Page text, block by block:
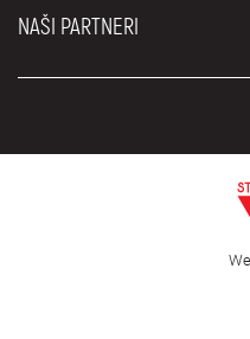
O nama
Rent a car Beograd Royal
NAŠI PARTNERI
EDePro